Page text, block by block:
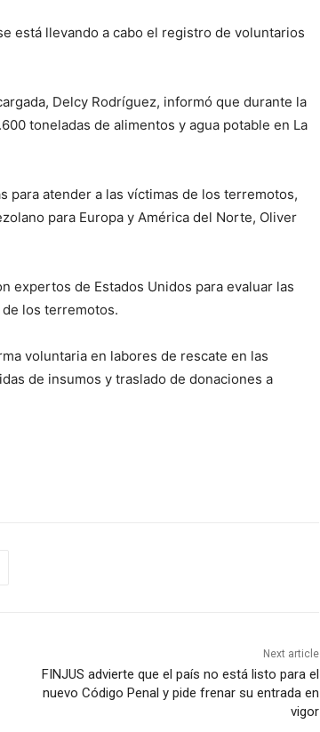
está llevando a cabo el registro de voluntarios
Delcy Rodríguez, informó que durante la
toneladas de alimentos y agua potable en La
para atender a las víctimas de los terremotos,
para Europa y América del Norte, Oliver
expertos de Estados Unidos para evaluar las
los terremotos.
voluntaria en labores de rescate en las
de insumos y traslado de donaciones a
Next article
FINJUS advierte que el país no está listo para el
nuevo Código Penal y pide frenar su entrada en
vigor